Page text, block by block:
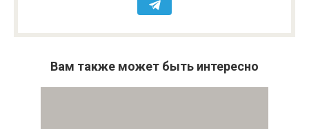
Вам также может быть интересно